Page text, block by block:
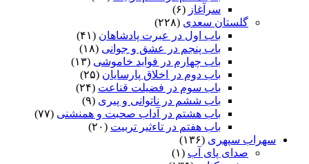
سرآغاز (۶)
گلستان سعدی (۲۲۸)
باب اول در عبرت پادشاهان (۴۱)
باب پنجم در عشق و جوانى (۱۸)
باب چهارم در فواید خاموشى (۱۳)
باب دوم در اخلاق پارسایان (۲۵)
باب سوم در فضیلت قناعت (۲۴)
باب ششم در ناتوانى و پیرى (۹)
باب هشتم در آداب صحبت و همنشنى (۷۷)
باب هفتم در تاءثیر تربیت (۲۰)
سهراب سپهری (۱۳۶)
صدای پای آب (۱)